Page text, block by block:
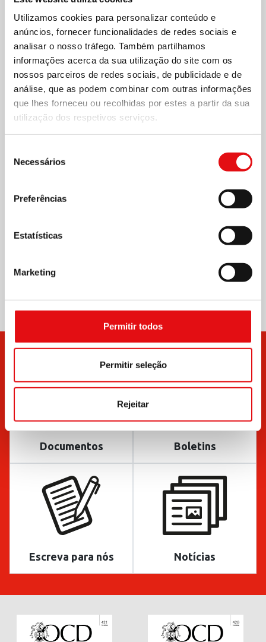
Utilizamos cookies para personalizar conteúdo e
anúncios, fornecer funcionalidades de redes sociais e
analisar o nosso tráfego. Também partilhamos
informações acerca da sua utilização do site com os
nossos parceiros de redes sociais, de publicidade e de
análise, que as podem combinar com outras informações
que lhes forneceu ou recolhidas por estes a partir da sua
utilização dos respetivos serviços.
Necessários
Preferências
Estatísticas
Marketing
Permitir todos
Permitir seleção
Rejeitar
Documentos Boletins
Escreva para nós Notícias